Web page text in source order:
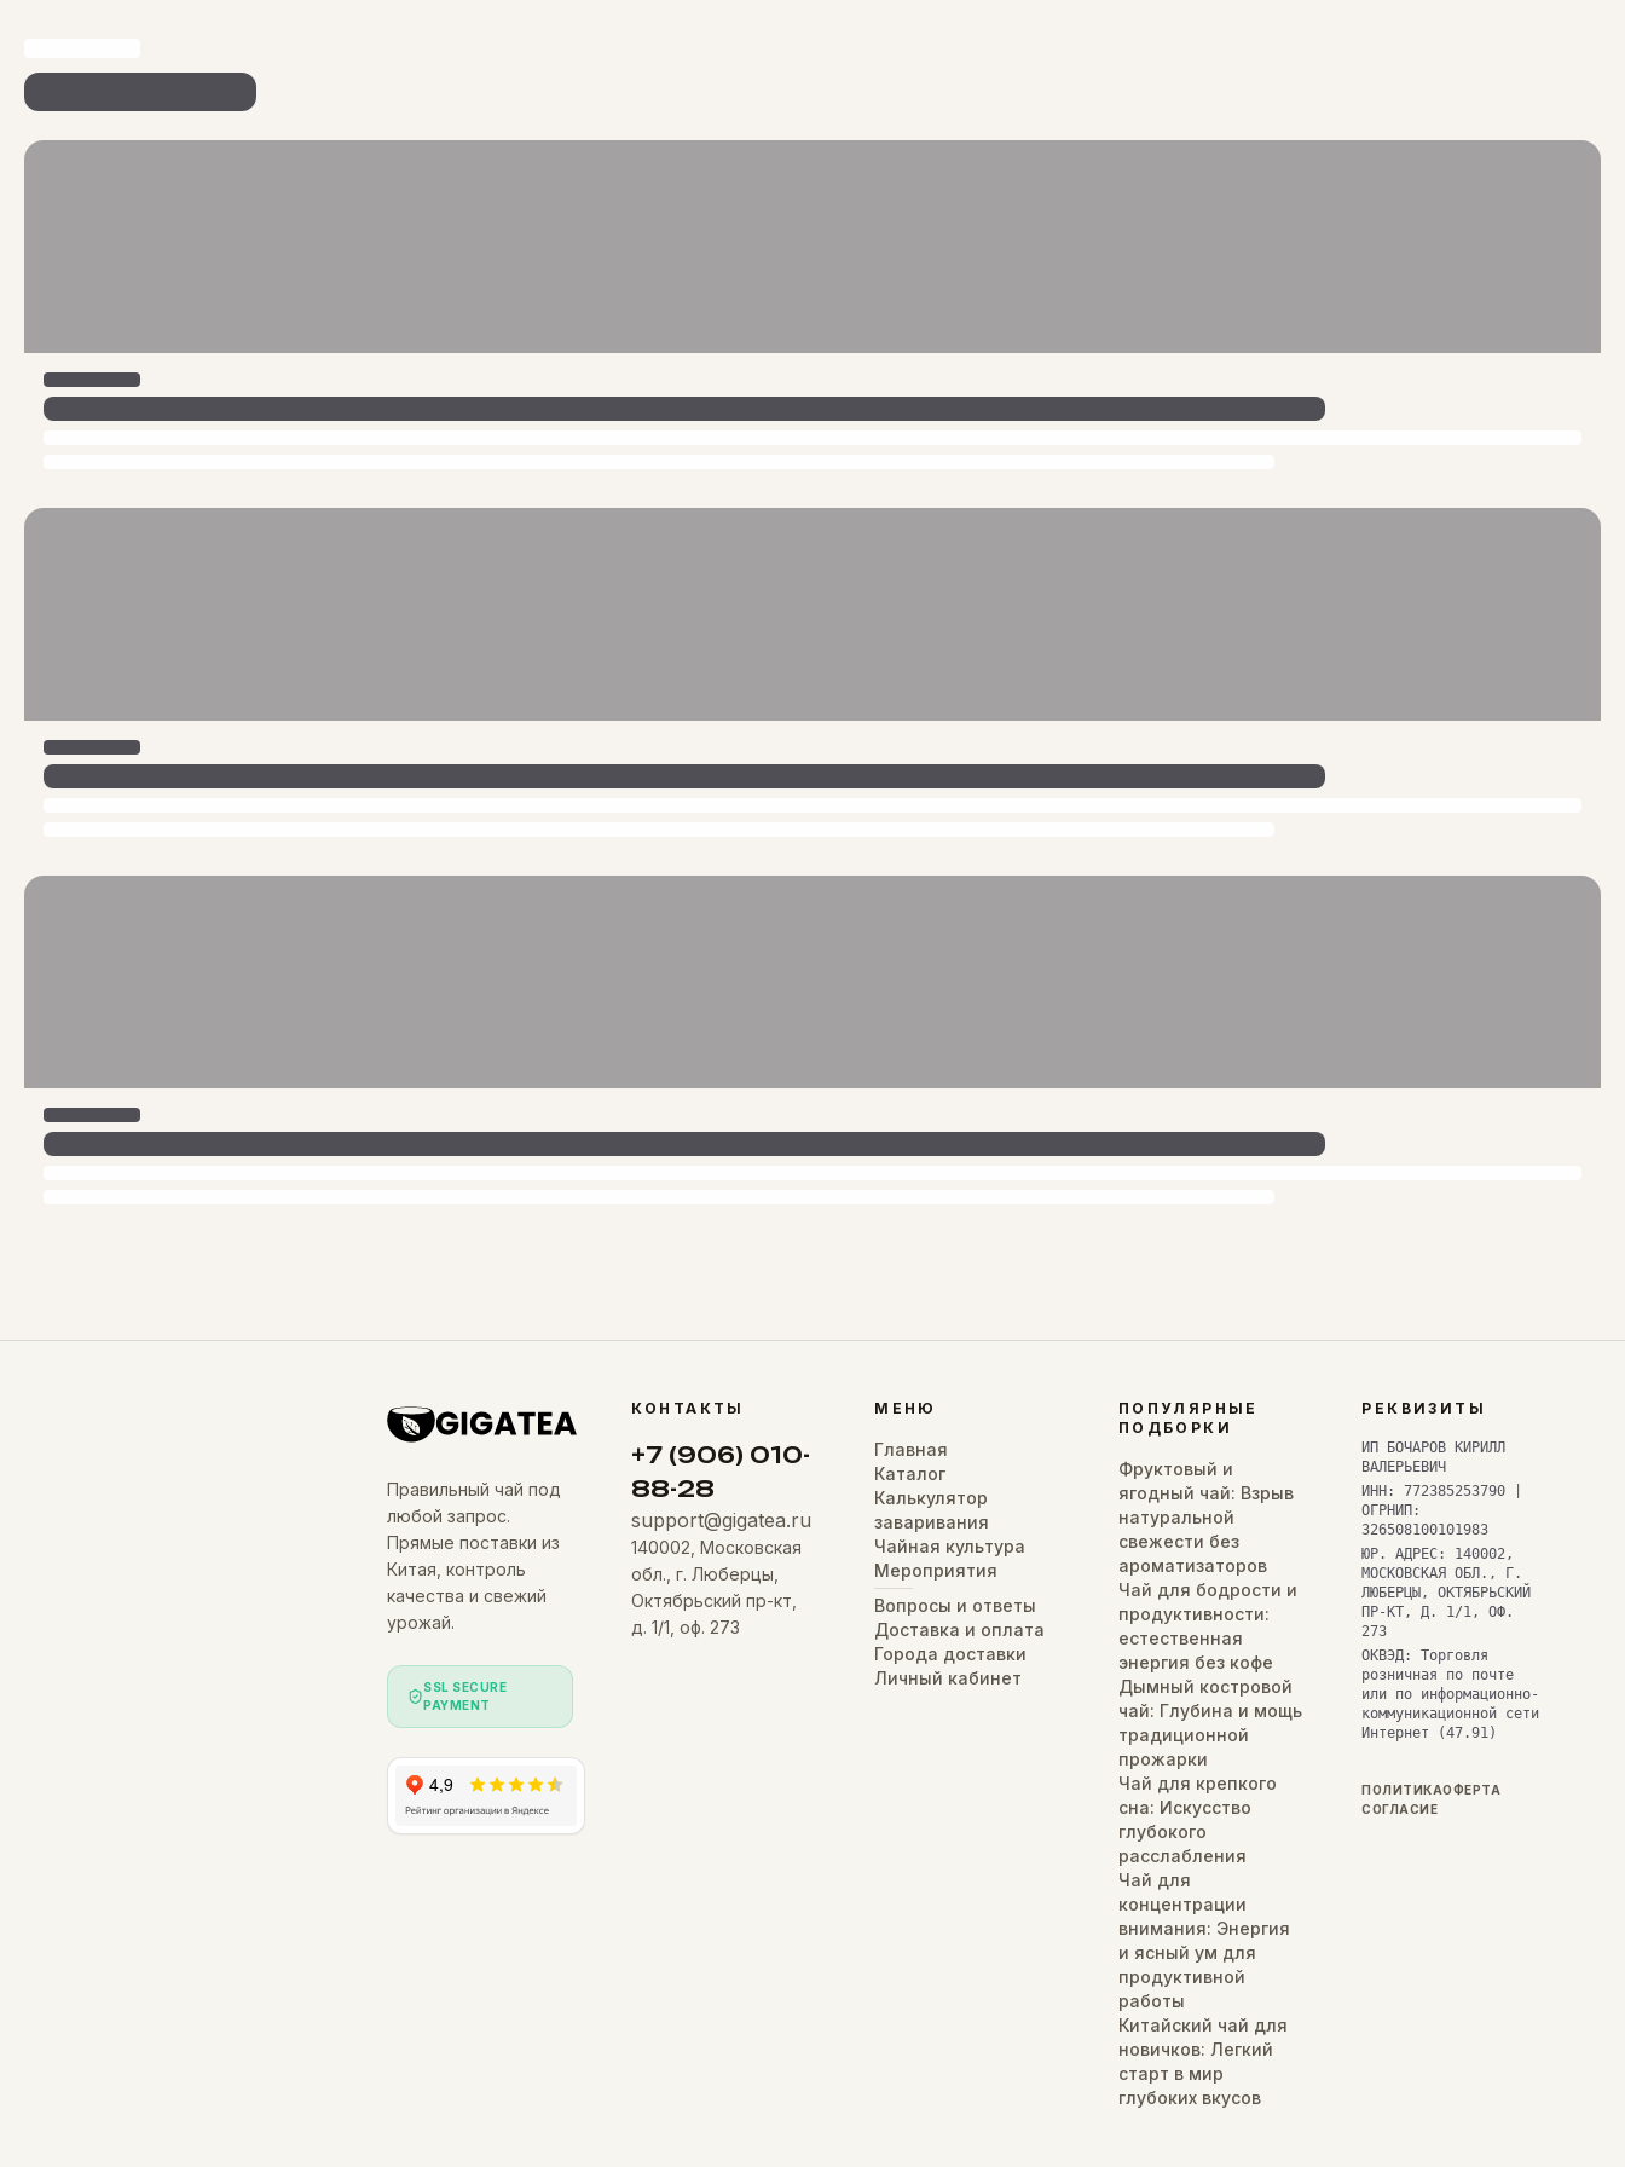
Правильный чай под
любой запрос.
Прямые поставки из
Китая, контроль
качества и свежий
урожай.
SSL SECURE
PAYMENT
КОНТАКТЫ
+7 (906) 010-
88-28
support@gigatea.ru
140002, Московская
обл., г. Люберцы,
Октябрьский пр-кт,
д. 1/1, оф. 273
МЕНЮ
Главная
Каталог
Калькулятор
заваривания
Чайная культура
Мероприятия
Вопросы и ответы
Доставка и оплата
Города доставки
Личный кабинет
ПОПУЛЯРНЫЕ
ПОДБОРКИ
Фруктовый и
ягодный чай: Взрыв
натуральной
свежести без
ароматизаторов
Чай для бодрости и
продуктивности:
естественная
энергия без кофе
Дымный костровой
чай: Глубина и мощь
традиционной
прожарки
Чай для крепкого
сна: Искусство
глубокого
расслабления
Чай для
концентрации
внимания: Энергия
и ясный ум для
продуктивной
работы
Китайский чай для
новичков: Легкий
старт в мир
глубоких вкусов
РЕКВИЗИТЫ
ИП БОЧАРОВ КИРИЛЛ
ВАЛЕРЬЕВИЧ
ИНН: 772385253790 |
ОГРНИП:
326508100101983
ЮР. АДРЕС: 140002,
МОСКОВСКАЯ ОБЛ., Г.
ЛЮБЕРЦЫ, ОКТЯБРЬСКИЙ
ПР-КТ, Д. 1/1, ОФ.
273
ОКВЭД: Торговля
розничная по почте
или по информационно-
коммуникационной сети
Интернет (47.91)
ПОЛИТИКАОФЕРТА
СОГЛАСИЕ